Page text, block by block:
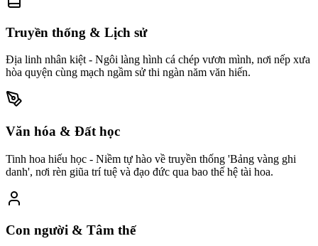
Truyền thống & Lịch sử
Địa linh nhân kiệt - Ngôi làng hình cá chép vươn mình, nơi nếp xưa
hòa quyện cùng mạch ngầm sử thi ngàn năm văn hiến.
Văn hóa & Đất học
Tinh hoa hiếu học - Niềm tự hào về truyền thống 'Bảng vàng ghi
danh', nơi rèn giũa trí tuệ và đạo đức qua bao thế hệ tài hoa.
Con người & Tâm thế